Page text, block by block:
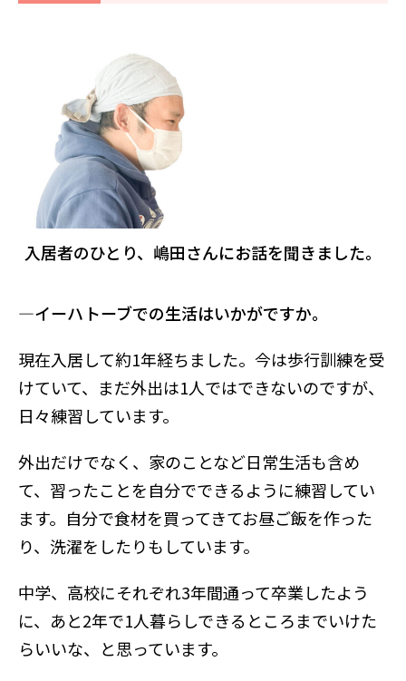
入居者のひとり、嶋田さんにお話を聞きました。
―イーハトーブでの生活はいかがですか。
現在入居して約1年経ちました。今は歩行訓練を受
けていて、まだ外出は1人ではできないのですが、
日々練習しています。
外出だけでなく、家のことなど日常生活も含め
て、習ったことを自分でできるように練習してい
ます。自分で食材を買ってきてお昼ご飯を作った
り、洗濯をしたりもしています。
中学、高校にそれぞれ3年間通って卒業したよう
に、あと2年で1人暮らしできるところまでいけた
らいいな、と思っています。